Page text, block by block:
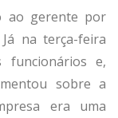
ao gerente por
na terça-feira
e,
sobre a
era uma